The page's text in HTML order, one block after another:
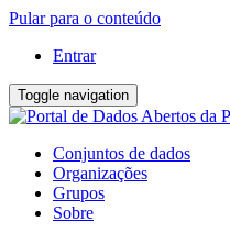
Pular para o conteúdo
Entrar
Toggle navigation
Conjuntos de dados
Organizações
Grupos
Sobre